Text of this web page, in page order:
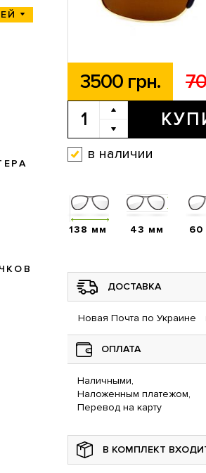
3500 грн.
в наличии
138 мм 43 мм 60
ДОСТАВКА
Новая Почта по Украине
ОПЛАТА
Наличными,
Наложенным платежом,
Перевод на карту
В КОМПЛЕКТ